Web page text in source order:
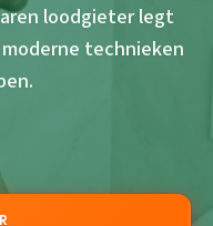
loodgieter legt
technieken